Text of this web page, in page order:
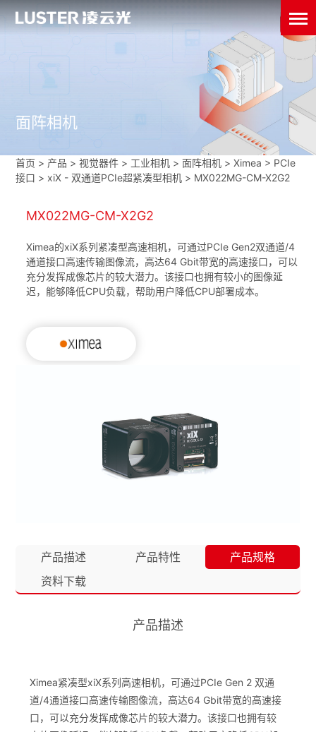
面阵相机
首页 > 产品 > 视觉器件 > 工业相机 >面阵相机 >Ximea > PCIe
接口 > xiX - 双通道PCIe超紧凑型相机 > MX022MG-CM-X2G2
MX022MG-CM-X2G2
Ximea的xiX系列紧凑型高速相机，可通过PCIe Gen2双通道/4
通道接口高速传输图像流，高达64 Gbit带宽的高速接口，可以
充分发挥成像芯片的较大潜力。该接口也拥有较小的图像延
迟，能够降低CPU负载，帮助用户降低CPU部署成本。
产品描述 产品特性
产品规格
资料下载
产品描述
Ximea紧凑型xiX系列高速相机，可通过PCIe Gen 2 双通
道/4通道接口高速传输图像流，高达64 Gbit带宽的高速接
口，可以充分发挥成像芯片的较大潜力。该接口也拥有较